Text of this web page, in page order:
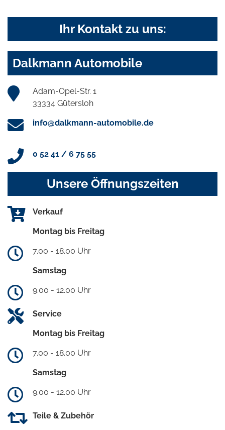
Ihr Kontakt zu uns:
Dalkmann Automobile
Adam-Opel-Str. 1
33334 Gütersloh
info@dalkmann-automobile.de
0 52 41 / 6 75 55
Unsere Öffnungszeiten
Verkauf
Montag bis Freitag
7.00 - 18.00 Uhr
Samstag
9.00 - 12.00 Uhr
Service
Montag bis Freitag
7.00 - 18.00 Uhr
Samstag
9.00 - 12.00 Uhr
Teile & Zubehör